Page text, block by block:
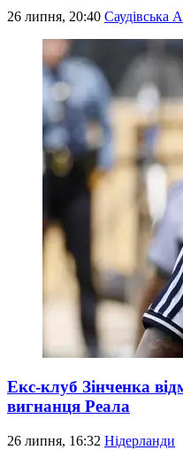
26 липня, 20:40 Саудівська
Екс-клуб Зінченка
вигнанця Реала
26 липня, 16:32 Нідерланди